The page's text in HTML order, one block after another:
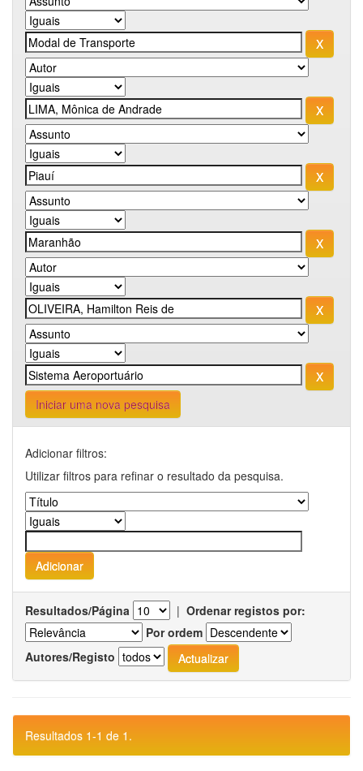
Iniciar uma nova pesquisa
Adicionar filtros:
Utilizar filtros para refinar o resultado da pesquisa.
Resultados/Página | Ordenar registos por:
Por ordem
Autores/Registo
Resultados 1-1 de 1.